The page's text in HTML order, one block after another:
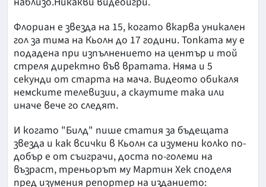
Флориан е звезда на 15, когато вкарва уникален
гол за тима на Кьолн до 17 години. Топката му е
подадена при изпълнението на център и той
стреля директно във вратата. Няма и 5
секунди от старта на мача. Видеото обикаля
немските телевизии, а скаутите така или
иначе вече го следят.
И когато "Билд" пише статия за бъдещата
звезда и как всички в Кьолн са изумени колко по-
добър е от съиграчи, доста по-големи на
възраст, треньорът му Мартин Хек споделя
пред изумения репортер на изданието: